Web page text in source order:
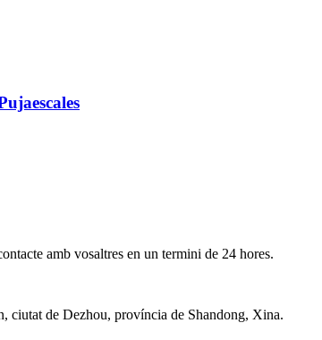
amb vosaltres en un termini de 24 hores.
ciutat de Dezhou, província de Shandong, Xina.